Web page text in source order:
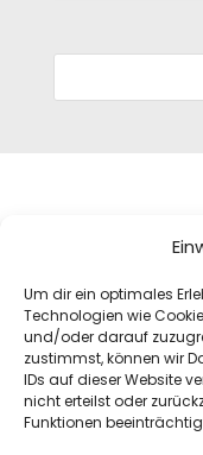
Um dir ein optimales
Technologien wie
und/oder darauf
zustimmst, können wir
IDs auf dieser Website
nicht erteilst oder
Funktionen
5020 Salzburg
+43(0)664
Datenschutz
Impressum